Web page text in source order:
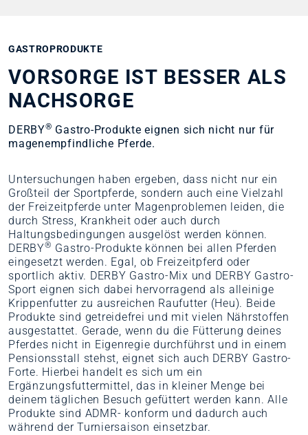
GASTROPRODUKTE
VORSORGE IST BESSER ALS
NACHSORGE
DERBY® Gastro-Produkte eignen sich nicht nur für
magenempfindliche Pferde.
Untersuchungen haben ergeben, dass nicht nur ein
Großteil der Sportpferde, sondern auch eine Vielzahl
der Freizeitpferde unter Magenproblemen leiden, die
durch Stress, Krankheit oder auch durch
Haltungsbedingungen ausgelöst werden können.
DERBY® Gastro-Produkte können bei allen Pferden
eingesetzt werden. Egal, ob Freizeitpferd oder
sportlich aktiv. DERBY Gastro-Mix und DERBY Gastro-
Sport eignen sich dabei hervorragend als alleinige
Krippenfutter zu ausreichen Raufutter (Heu). Beide
Produkte sind getreidefrei und mit vielen Nährstoffen
ausgestattet. Gerade, wenn du die Fütterung deines
Pferdes nicht in Eigenregie durchführst und in einem
Pensionsstall stehst, eignet sich auch DERBY Gastro-
Forte. Hierbei handelt es sich um ein
Ergänzungsfuttermittel, das in kleiner Menge bei
deinem täglichen Besuch gefüttert werden kann. Alle
Produkte sind ADMR- konform und dadurch auch
während der Turniersaison einsetzbar.